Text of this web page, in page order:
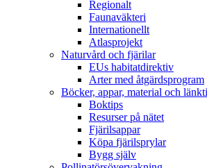
Regionalt
Faunaväkteri
Internationellt
Atlasprojekt
Naturvård och fjärilar
EUs habitatdirektiv
Arter med åtgärdsprogram
Böcker, appar, material och
Boktips
Resurser på nätet
Fjärilsappar
Köpa fjärilsprylar
Bygg själv